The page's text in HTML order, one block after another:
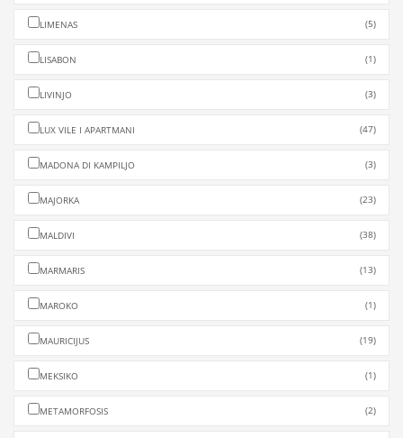
LIMENAS (5)
LISABON (1)
LIVINJO (3)
LUX VILE I APARTMANI (47)
MADONA DI KAMPILJO (3)
MAJORKA (23)
MALDIVI (38)
MARMARIS (13)
MAROKO (1)
MAURICIJUS (19)
MEKSIKO (1)
METAMORFOSIS (2)